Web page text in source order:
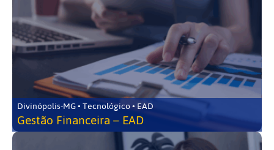
Divinópolis-MG • Tecnológico • EAD
Gestão Financeira – EAD